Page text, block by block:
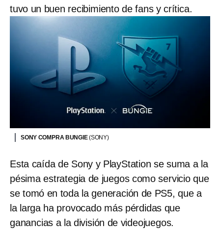
tuvo un buen recibimiento de fans y crítica.
SONY COMPRA BUNGIE(SONY)
Esta caída de Sony y PlayStation se suma a la
pésima estrategia de juegos como servicio que
se tomó en toda la generación de PS5, que a
la larga ha provocado más pérdidas que
ganancias a la división de videojuegos.